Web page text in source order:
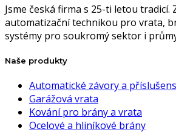
Jsme česká firma s 25-ti letou tradicí.
automatizační technikou pro vrata,
systémy pro soukromý sektor i
Naše produkty
Automatické závory a
Garážová vrata
Kování pro brány a vrata
Ocelové a hliníkové brány